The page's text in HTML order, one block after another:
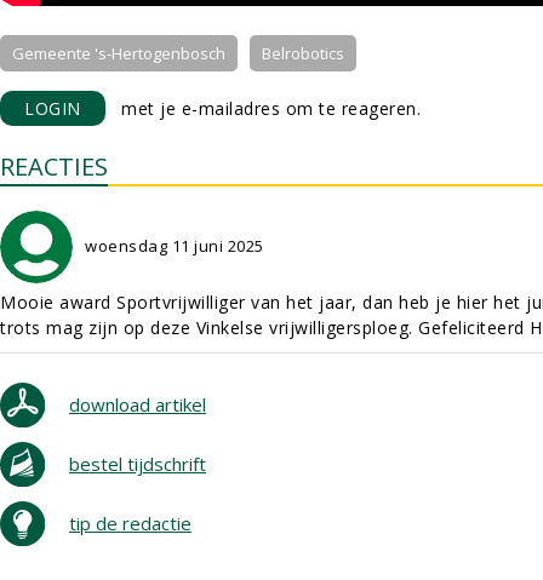
Gemeente 's-Hertogenbosch Belrobotics
LOGIN met je e-mailadres om te reageren.
REACTIES
woensdag 11 juni 2025
Mooie award Sportvrijwilliger van het jaar, dan heb je hier het
trots mag zijn op deze Vinkelse vrijwilligersploeg. Gefeliciteerd
download artikel
bestel tijdschrift
tip de redactie